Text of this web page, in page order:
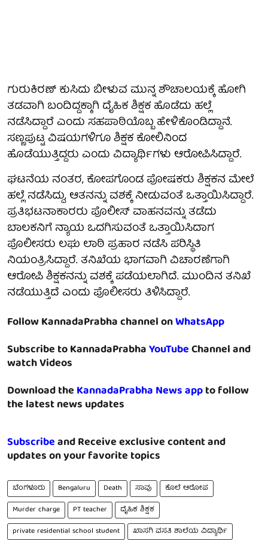
ಗುರುಕಿರಣ್ ಕುಸಿದು ಬೀಳುವ ಮುನ್ನ ಶೌಚಾಲಯಕ್ಕೆ ಹೋಗಿ
ತಡವಾಗಿ ಬಂದಿದ್ದಕ್ಕಾಗಿ ದೈಹಿಕ ಶಿಕ್ಷಕ ಹೊಡೆದು ಹಲ್ಲೆ
ನಡೆಸಿದ್ದಾರೆ ಎಂದು ಸಹಪಾಠಿಯೊಬ್ಬ ಹೇಳಿಕೊಂಡಿದ್ದಾನೆ.
ಸಣ್ಣಪುಟ್ಟ ವಿಷಯಗಳಿಗೂ ಶಿಕ್ಷಕ ಕೋಲಿನಿಂದ
ಹೊಡೆಯುತ್ತಿದ್ದರು ಎಂದು ವಿದ್ಯಾರ್ಥಿಗಳು ಆರೋಪಿಸಿದ್ದಾರೆ.
ಘಟನೆಯ ನಂತರ, ಕೋಪಗೊಂಡ ಪೋಷಕರು ಶಿಕ್ಷಕನ ಮೇಲೆ
ಹಲ್ಲೆ ನಡೆಸಿದ್ದು, ಆತನನ್ನು ವಶಕ್ಕೆ ನೀಡುವಂತೆ ಒತ್ತಾಯಿಸಿದ್ದಾರೆ.
ಪ್ರತಿಭಟನಾಕಾರರು ಪೊಲೀಸ್ ವಾಹನವನ್ನು ತಡೆದು
ಬಾಲಕನಿಗೆ ನ್ಯಾಯ ಒದಗಿಸುವಂತೆ ಒತ್ತಾಯಿಸಿದಾಗ
ಪೊಲೀಸರು ಲಘು ಲಾಠಿ ಪ್ರಹಾರ ನಡೆಸಿ ಪರಿಸ್ಥಿತಿ
ನಿಯಂತ್ರಿಸಿದ್ದಾರೆ. ತನಿಖೆಯ ಭಾಗವಾಗಿ ವಿಚಾರಣೆಗಾಗಿ
ಆರೋಪಿ ಶಿಕ್ಷಕನನ್ನು ವಶಕ್ಕೆ ಪಡೆಯಲಾಗಿದೆ. ಮುಂದಿನ ತನಿಖೆ
ನಡೆಯುತ್ತಿದೆ ಎಂದು ಪೊಲೀಸರು ತಿಳಿಸಿದ್ದಾರೆ.
Follow KannadaPrabha channel onWhatsApp
Subscribe to KannadaPrabhaYouTubeChannel and
watch Videos
Download theKannadaPrabha News appto follow
the latest news updates
Subscribeand Receive exclusive content and
updates on your favorite topics
ಬೆಂಗಳೂರು Bengaluru Death ಸಾವು
ಕೊಲೆ ಆರೋಪ
Murder charge
PT teacher
ದೈಹಿಕ ಶಿಕ್ಷಕ
private residential school student
ಖಾಸಗಿ ವಸತಿ ಶಾಲೆಯ ವಿದ್ಯಾರ್ಥಿ